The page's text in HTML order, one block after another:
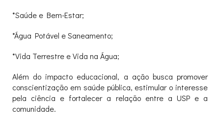
*Saúde e Bem-Estar;
*Água Potável e Saneamento;
*Vida Terrestre e Vida na Água;
Além do impacto educacional, a ação busca promover
conscientização em saúde pública, estimular o interesse
pela ciência e fortalecer a relação entre a USP e a
comunidade.